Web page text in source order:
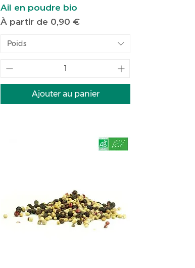
Ail en poudre bio
À partir de 0,90 €
Prix promotionnel
Poids
Ajouter au panier